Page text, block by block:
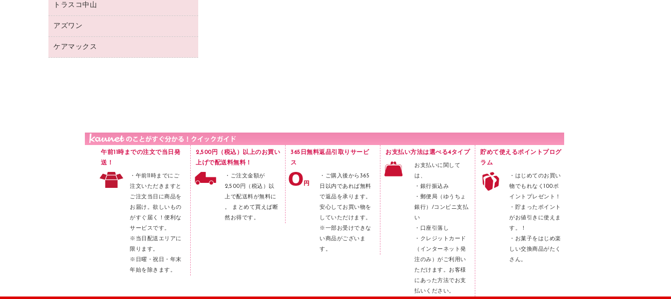
クリヤーホルダー
クリヤーブック（差替式）
クリヤーブック（固定式）
２穴リフィル・２穴インデックス
ボールペン（ゲルインク）
シャープペンシル用替芯
針なしステープラー
紙めくり
裁断機
レターケース
ラベル類
メンディングテープ
メッシュケース／ペンケース
ブックエンド／ブックスタンド
レジ・ポリ袋
ディスプレイ用品
カウンター／お会計用品
高島屋
高島屋（食品・飲料）
カウネットギフト（食品・飲料）
トラスコ中山
建築・作業用品
アズワン
医療・介護用品（食品・飲料・食添製
品）
ケアマックス
午前11時までの注文で当日発
送！
・午前11時までにご
注文いただきますと
ご注文当日に商品を
お届け。欲しいもの
がすぐ届く！便利な
サービスです。
※当日配送エリアに
限ります。
※日曜・祝日・年末
年始を除きます。
2,500円（税込）以上のお買い
上げで配送料無料！
・ご注文金額が
2,500円（税込）以
上で配送料が無料に
。 まとめて買えば断
然お得です。
365日無料返品引取りサービ
ス
・ご購入後から365
日以内であれば無料
で返品を承ります。
安心してお買い物を
していただけます。
※一部お受けできな
い商品がございま
す。
お支払い方法は選べる4タイプ
お支払いに関して
は、
・銀行振込み
・郵便局（ゆうちょ
銀行）/コンビニ支払
い
・口座引落し
・クレジットカード
（インターネット発
注のみ）がご利用い
ただけます。お客様
にあった方法でお支
払いください。
貯めて使えるポイントプログ
ラム
・はじめてのお買い
物でもれなく100ポ
イントプレゼント！
・貯まったポイント
がお値引きに使えま
す。！
・お菓子をはじめ楽
しい交換商品がたく
さん。